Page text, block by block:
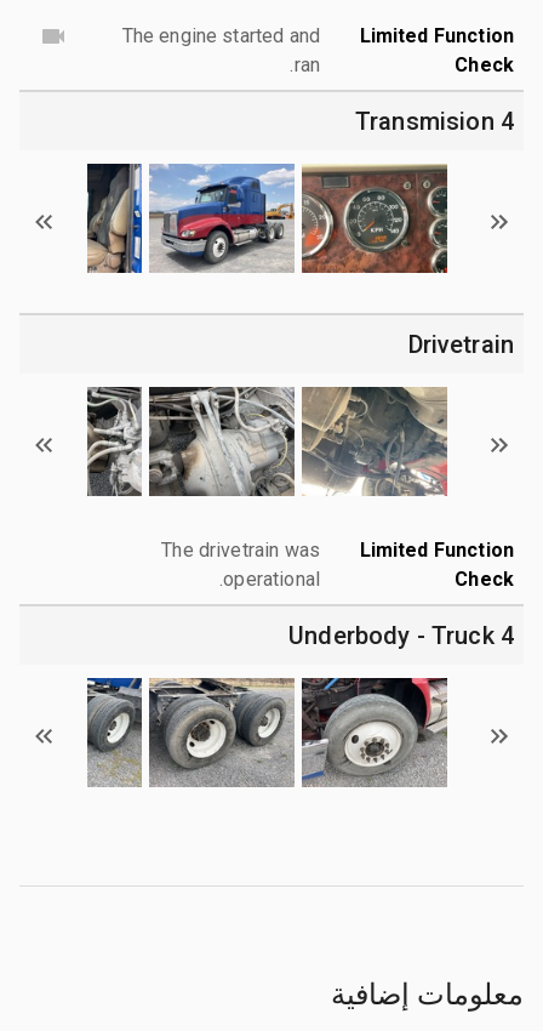
Limited Function
Check
The engine started and
ran.
4 Transmision
Drivetrain
Limited Function
Check
The drivetrain was
operational.
4 Underbody - Truck
معلومات إضافية